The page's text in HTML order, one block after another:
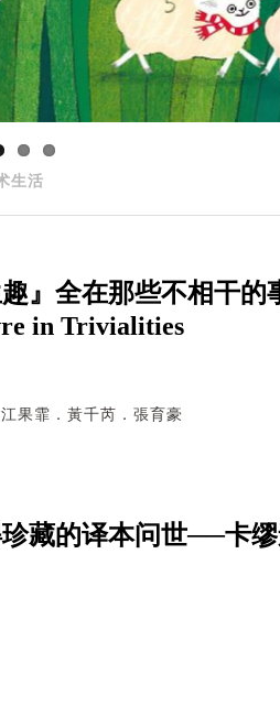
生活
趣』全在那些不相干
in Trivialities
果霏．黃千芮．張育豪
珍藏的译本问世──卡